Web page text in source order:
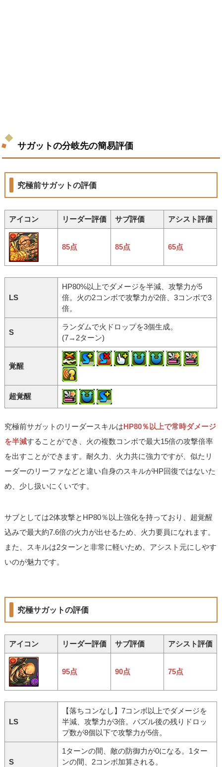
サガットの分岐先の簡易評価
究極前サガットの評価
アイコン リーダー評価 サブ評価 アシスト評価
85点 85点 65点
LS
HP80%以上でダメージを半減、攻撃力が5
倍。火の2コンボで攻撃力が2倍、3コンボで3
倍。
S
ランダムで火ドロップを3個生成。
(7→2ターン)
覚醒
超覚醒
究極前サガットのリーダースキルはHP80％以上で常時ダメージ
を半減することができ、火の複数コンボで最大15倍の攻撃倍率
を出すことができます。耐久力、火力共に強力ですが、似たリ
ーダーのリーファなどと違い自身のスキルがHP回復ではないた
め、少し扱いにくいです。
サブとしては2体攻撃とHP80％以上強化を持っており、超覚醒
込みで最大約7.6倍の火力が出せるため、火力要員になれます。
また、スキルは2ターンと非常に軽いため、アシスト元にしやす
いのが魅力です。
究極サガットの評価
アイコン リーダー評価 サブ評価 アシスト評価
95点 90点 75点
LS
【落ちコンなし】7コンボ以上でダメージを
半減、攻撃力が3倍。パズル後の残りドロッ
プ数が8個以下で攻撃力が5倍。
S
1ターンの間、敵の防御力が0になる。1ター
ンの間、2コンボ加算される。